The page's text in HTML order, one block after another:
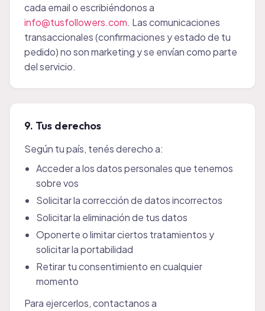
cada email o escribiéndonos a
info@tusfollowers.com. Las comunicaciones
transaccionales (confirmaciones y estado de tu
pedido) no son marketing y se envían como parte
del servicio.
9. Tus derechos
Según tu país, tenés derecho a:
Acceder a los datos personales que tenemos
sobre vos
Solicitar la corrección de datos incorrectos
Solicitar la eliminación de tus datos
Oponerte o limitar ciertos tratamientos y
solicitar la portabilidad
Retirar tu consentimiento en cualquier
momento
Para ejercerlos, contactanos a